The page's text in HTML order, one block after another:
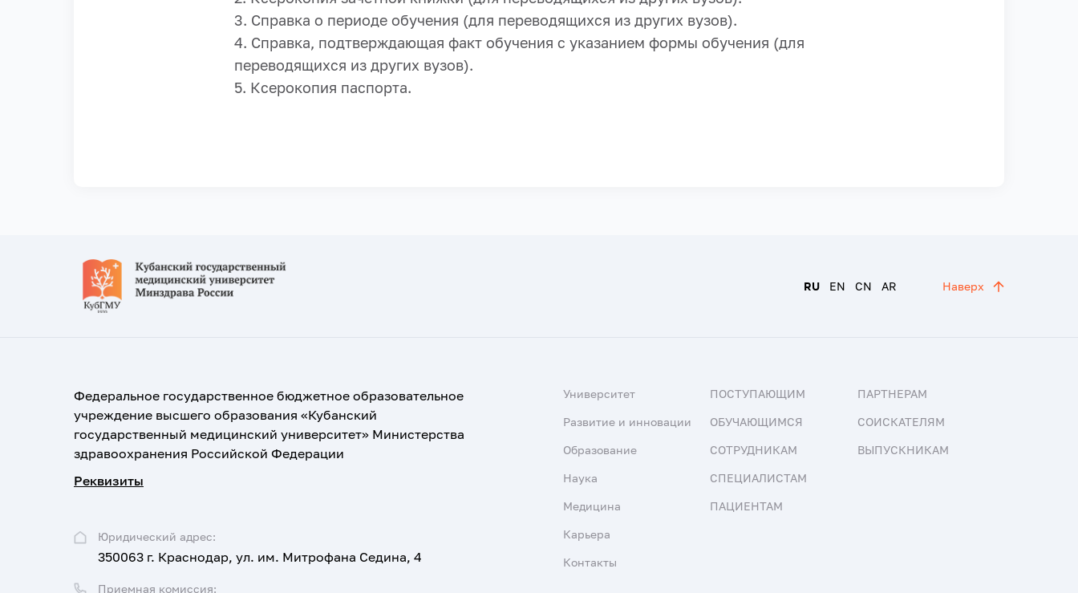
3. Справка о периоде обучения (для переводящихся из других вузов).
4. Справка, подтверждающая факт обучения с указанием формы обучения (для
переводящихся из других вузов).
5. Ксерокопия паспорта.
RU EN CN AR Наверх
Федеральное государственное бюджетное образовательное
учреждение высшего образования «Кубанский
государственный медицинский университет» Министерства
здравоохранения Российской Федерации
Реквизиты
Юридический адрес:
350063 г. Краснодар, ул. им. Митрофана Седина, 4
Приемная комиссия:
Университет
Развитие и инновации
Образование
Наука
Медицина
Карьера
Контакты
ПОСТУПАЮЩИМ
ОБУЧАЮЩИМСЯ
СОТРУДНИКАМ
СПЕЦИАЛИСТАМ
ПАЦИЕНТАМ
ПАРТНЕРАМ
СОИСКАТЕЛЯМ
ВЫПУСКНИКАМ